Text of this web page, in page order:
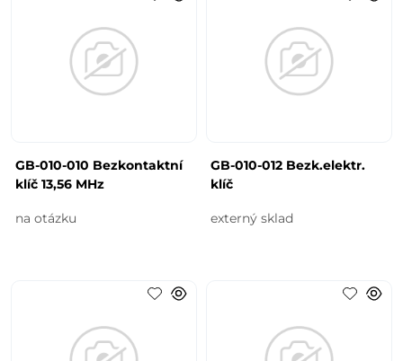
GB-010-010 Bezkontaktní
klíč 13,56 MHz
na otázku
GB-010-012 Bezk.elektr.
klíč
externý sklad